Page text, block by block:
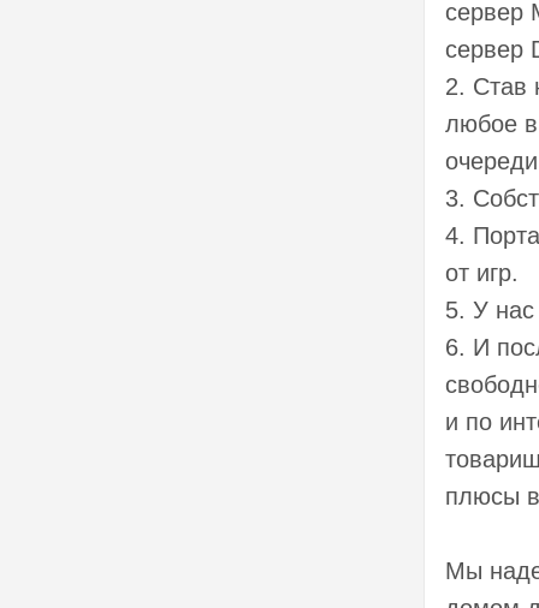
сервер
сервер
2. Став
любое
3.
4.
от игр.
5. У
6. И
и по
плюсы
Мы